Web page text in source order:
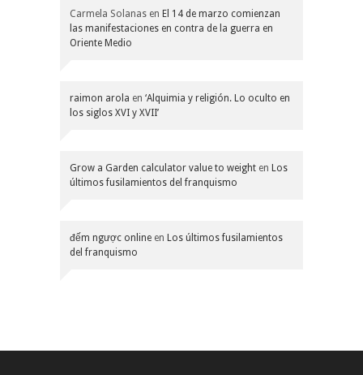
Carmela Solanas en El 14 de marzo comienzan
las manifestaciones en contra de la guerra en
Oriente Medio
raimon arola en ‘Alquimia y religión. Lo oculto en
los siglos XVI y XVII’
Grow a Garden calculator value to weight en Los
últimos fusilamientos del franquismo
đếm ngược online en Los últimos fusilamientos
del franquismo